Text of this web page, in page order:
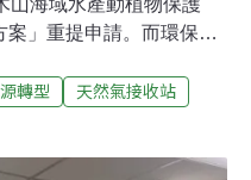
案」重提申請。而環保署
發處長林鼎超今（1
程序完備後再審。基隆
然氣接收站（四接），
轉型
天然氣接收站